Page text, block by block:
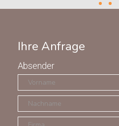
Ihre Anfrage
Absender